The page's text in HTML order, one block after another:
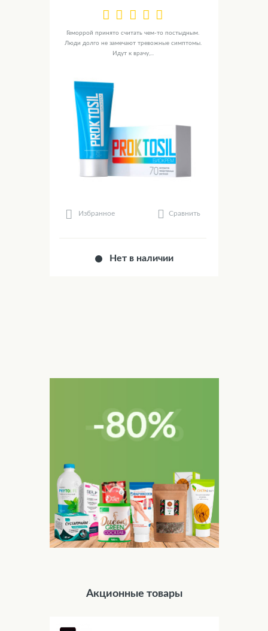
Геморрой принято считать чем-то постыдным.
Люди долго не замечают тревожные симптомы.
Идут к врачу,...
Избранное Сравнить
Нет в наличии
Акционные товары